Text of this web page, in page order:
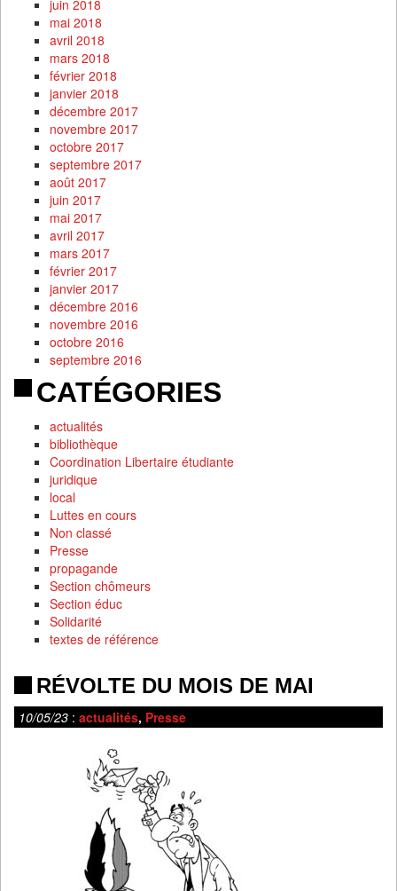
juin 2018
mai 2018
avril 2018
mars 2018
février 2018
janvier 2018
décembre 2017
novembre 2017
octobre 2017
septembre 2017
août 2017
juin 2017
mai 2017
avril 2017
mars 2017
février 2017
janvier 2017
décembre 2016
novembre 2016
octobre 2016
septembre 2016
CATÉGORIES
actualités
bibliothèque
Coordination Libertaire étudiante
juridique
local
Luttes en cours
Non classé
Presse
propagande
Section chômeurs
Section éduc
Solidarité
textes de référence
RÉVOLTE DU MOIS DE MAI
10/05/23 : actualités, Presse